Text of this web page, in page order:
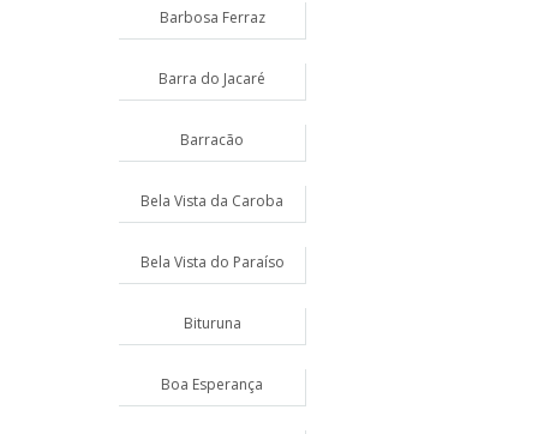
Barbosa Ferraz
Barra do Jacaré
Barracão
Bela Vista da Caroba
Bela Vista do Paraíso
Bituruna
Boa Esperança